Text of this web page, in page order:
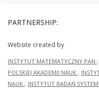
PARTNERSHIP:
Website created by
INSTYTUT MATEMATYCZNY PAN ;
POLSKIEJ AKADEMII NAUK ;
NAUK ; INSTYTUT BADAŃ